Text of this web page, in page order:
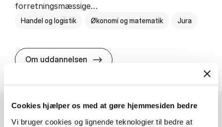
Cookies hjælper os med at gøre hjemmesiden bedre
Vi bruger cookies og lignende teknologier til bedre at
forretningsmæssige…
Handel og logistik Økonomi og matematik Jura
Om uddannelsen HA(jur.) - erhvervs­økonomi og